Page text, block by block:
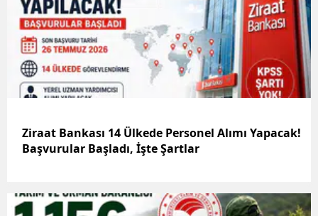
Ziraat Bankası 14 Ülkede Personel Alımı Yapacak!
Başvurular Başladı, İşte Şartlar